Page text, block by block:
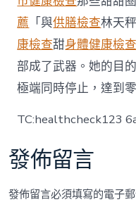
薦 「與供膳檢查林天
康檢查甜身體健康檢
部成了武器。她的目
極端同時停止，達到
TC:healthcheck123
發佈留言
發佈留言必須填寫的電子